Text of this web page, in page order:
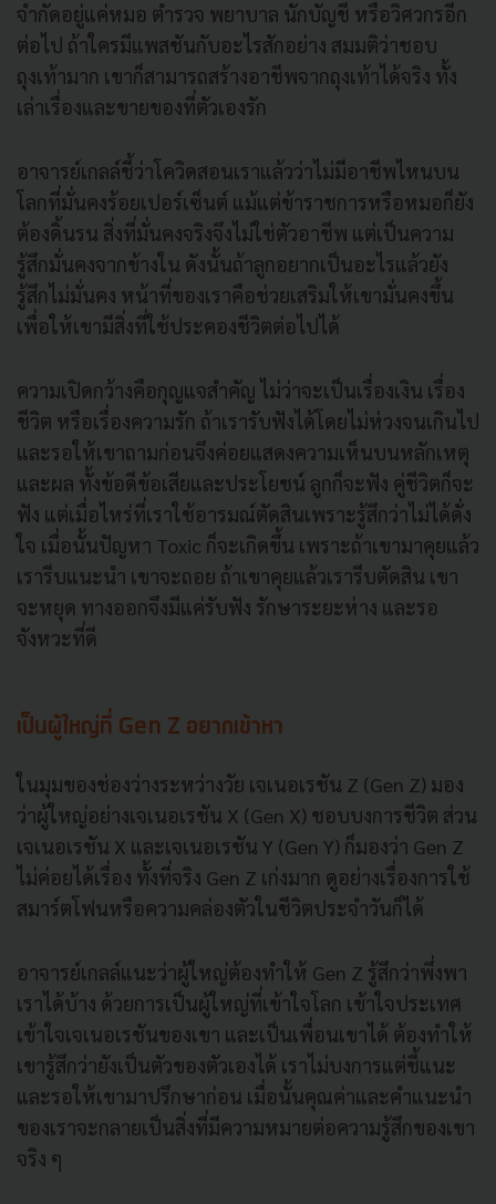
จำกัดอยู่แค่หมอ ตำรวจ พยาบาล นักบัญชี หรือวิศวกรอีก
ต่อไป ถ้าใครมีแพสชันกับอะไรสักอย่าง สมมติว่าชอบ
ถุงเท้ามาก เขาก็สามารถสร้างอาชีพจากถุงเท้าได้จริง ทั้ง
เล่าเรื่องและขายของที่ตัวเองรัก
อาจารย์เกลล์ชี้ว่าโควิดสอนเราแล้วว่าไม่มีอาชีพไหนบน
โลกที่มั่นคงร้อยเปอร์เซ็นต์ แม้แต่ข้าราชการหรือหมอก็ยัง
ต้องดิ้นรน สิ่งที่มั่นคงจริงจึงไม่ใช่ตัวอาชีพ แต่เป็นความ
รู้สึกมั่นคงจากข้างใน ดังนั้นถ้าลูกอยากเป็นอะไรแล้วยัง
รู้สึกไม่มั่นคง หน้าที่ของเราคือช่วยเสริมให้เขามั่นคงขึ้น
เพื่อให้เขามีสิ่งที่ใช้ประคองชีวิตต่อไปได้
ความเปิดกว้างคือกุญแจสำคัญ ไม่ว่าจะเป็นเรื่องเงิน เรื่อง
ชีวิต หรือเรื่องความรัก ถ้าเรารับฟังได้โดยไม่ห่วงจนเกินไป
และรอให้เขาถามก่อนจึงค่อยแสดงความเห็นบนหลักเหตุ
และผล ทั้งข้อดีข้อเสียและประโยชน์ ลูกก็จะฟัง คู่ชีวิตก็จะ
ฟัง แต่เมื่อไหร่ที่เราใช้อารมณ์ตัดสินเพราะรู้สึกว่าไม่ได้ดั่ง
ใจ เมื่อนั้นปัญหา Toxic ก็จะเกิดขึ้น เพราะถ้าเขามาคุยแล้ว
เรารีบแนะนำ เขาจะถอย ถ้าเขาคุยแล้วเรารีบตัดสิน เขา
จะหยุด ทางออกจึงมีแค่รับฟัง รักษาระยะห่าง และรอ
จังหวะที่ดี
เป็นผู้ใหญ่ที่ Gen Z อยากเข้าหา
ในมุมของช่องว่างระหว่างวัย เจเนอเรชัน Z (Gen Z) มอง
ว่าผู้ใหญ่อย่างเจเนอเรชัน X (Gen X) ชอบบงการชีวิต ส่วน
เจเนอเรชัน X และเจเนอเรชัน Y (Gen Y) ก็มองว่า Gen Z
ไม่ค่อยได้เรื่อง ทั้งที่จริง Gen Z เก่งมาก ดูอย่างเรื่องการใช้
สมาร์ตโฟนหรือความคล่องตัวในชีวิตประจำวันก็ได้
อาจารย์เกลล์แนะว่าผู้ใหญ่ต้องทำให้ Gen Z รู้สึกว่าพึ่งพา
เราได้บ้าง ด้วยการเป็นผู้ใหญ่ที่เข้าใจโลก เข้าใจประเทศ
เข้าใจเจเนอเรชันของเขา และเป็นเพื่อนเขาได้ ต้องทำให้
เขารู้สึกว่ายังเป็นตัวของตัวเองได้ เราไม่บงการแต่ชี้แนะ
และรอให้เขามาปรึกษาก่อน เมื่อนั้นคุณค่าและคำแนะนำ
ของเราจะกลายเป็นสิ่งที่มีความหมายต่อความรู้สึกของเขา
จริง ๆ